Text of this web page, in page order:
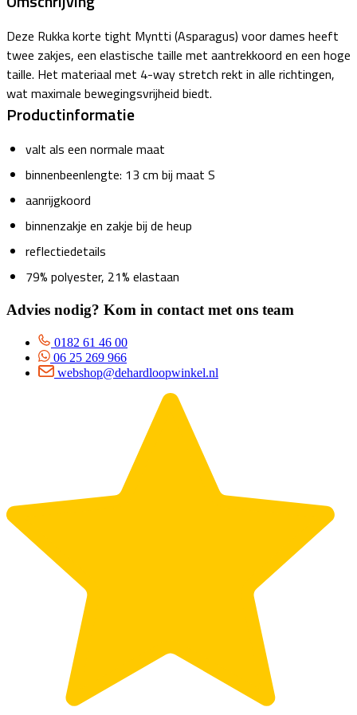
Deze Rukka korte tight Myntti (Asparagus) voor dames heeft
twee zakjes, een elastische taille met aantrekkoord en een hoge
taille. Het materiaal met 4-way stretch rekt in alle richtingen,
wat maximale bewegingsvrijheid biedt.
Productinformatie
valt als een normale maat
binnenbeenlengte: 13 cm bij maat S
aanrijgkoord
binnenzakje en zakje bij de heup
reflectiedetails
79% polyester, 21% elastaan
Advies nodig? Kom in contact met ons team
0182 61 46 00
06 25 269 966
webshop@dehardloopwinkel.nl